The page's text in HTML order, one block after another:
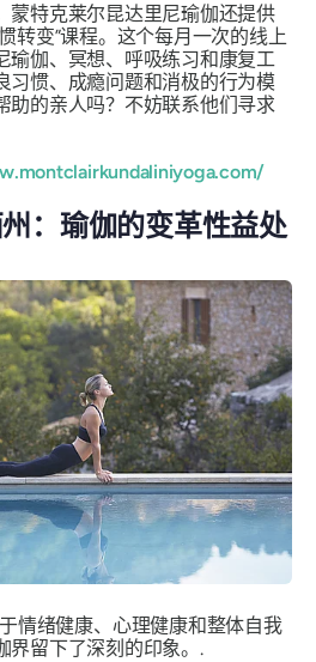
蒙特克莱尔昆达里尼瑜伽还提供
转变”课程。这个每月一次的线上
瑜伽、冥想、呼吸练习和康复工
习惯、成瘾问题和消极的行为模
助的亲人吗？不妨联系他们寻求
：瑜伽的变革性益处
情绪健康、心理健康和整体自我
界留下了深刻的印象。.